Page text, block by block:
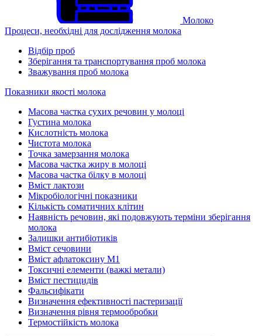
Молоко
Процеси, необхідні для дослідження молока
Відбір проб
Зберігання та транспортування проб молока
Зважування проб молока
Показники якості молока
Масова частка сухих речовин у молоці
Густина молока
Кислотність молока
Чистота молока
Точка замерзання молока
Масова частка жиру в молоці
Масова частка білку в молоці
Вміст лактози
Мікробіологічні показники
Кількість соматичних клітин
Наявність речовин, які подовжують терміни зберігання
молока
Залишки антибіотиків
Вміст сечовини
Вміст афлатоксину М1
Токсичні елементи (важкі метали)
Вміст пестицидів
Фальсифікати
Визначення ефективності пастеризації
Визначення рівня термообробки
Термостійкість молока